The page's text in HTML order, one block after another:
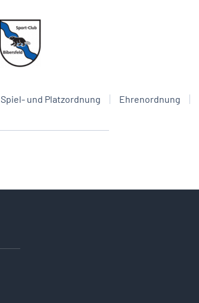
Spiel- und Platzordnung Ehrenordnung